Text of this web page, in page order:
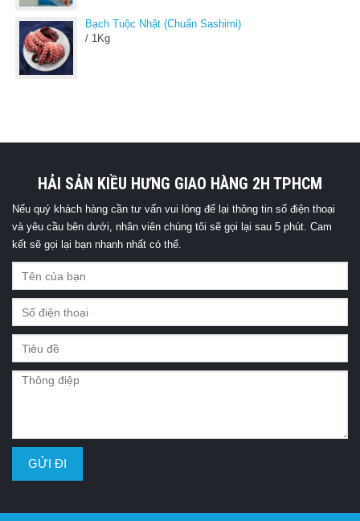
Bạch Tuộc Nhật (Chuẩn Sashimi)
/ 1Kg
HẢI SẢN KIỀU HƯNG GIAO HÀNG 2H TPHCM
Nếu quý khách hàng cần tư vấn vui lòng để lại thông tin số điện thoại
và yêu cầu bên dưới, nhân viên chúng tôi sẽ gọi lại sau 5 phút. Cam
kết sẽ gọi lại bạn nhanh nhất có thể.